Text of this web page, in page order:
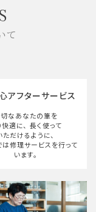
て
アフターサービス
なあなたの筆を
適に、 長く使って
ただけるように、
修理サービスを行って
います。